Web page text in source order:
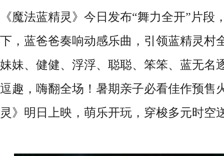
《魔法蓝精灵》今日发布“舞力全开”片段
下，蓝爸爸奏响动感乐曲，引领蓝精灵村
妹妹、健健、浮浮、聪聪、笨笨、蓝无名
逗趣，嗨翻全场！暑期亲子必看佳作预售
灵》明日上映，萌乐开玩，穿梭多元时空